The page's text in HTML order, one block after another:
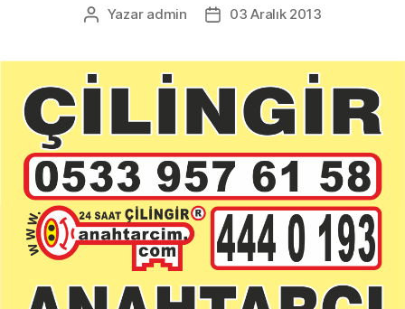
Yazının
Yazar admin
Yazı03 Aralık 2013